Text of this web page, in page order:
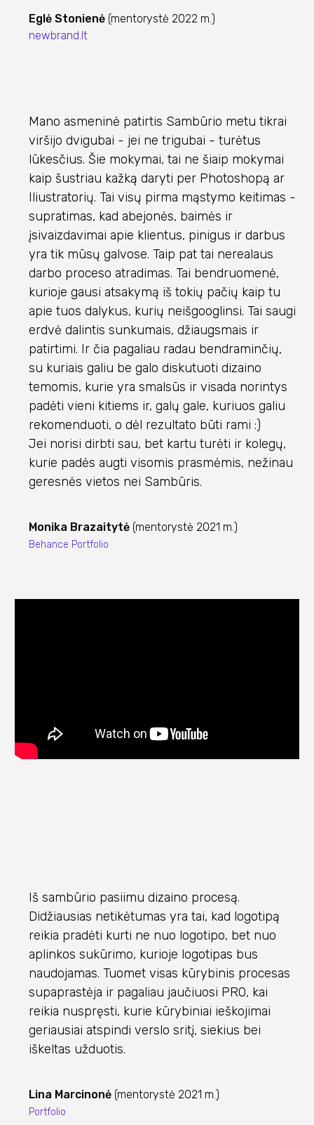
Eglė Stonienė (mentorystė 2022 m.)
newbrand.lt
Mano asmeninė patirtis Sambūrio metu tikrai
viršijo dvigubai - jei ne trigubai - turėtus
lūkesčius. Šie mokymai, tai ne šiaip mokymai
kaip šustriau kažką daryti per Photoshopą ar
Iliustratorių. Tai visų pirma mąstymo keitimas -
supratimas, kad abejonės, baimės ir
įsivaizdavimai apie klientus, pinigus ir darbus
yra tik mūsų galvose. Taip pat tai nerealaus
darbo proceso atradimas. Tai bendruomenė,
kurioje gausi atsakymą iš tokių pačių kaip tu
apie tuos dalykus, kurių neišgooglinsi. Tai saugi
erdvė dalintis sunkumais, džiaugsmais ir
patirtimi. Ir čia pagaliau radau bendraminčių,
su kuriais galiu be galo diskutuoti dizaino
temomis, kurie yra smalsūs ir visada norintys
padėti vieni kitiems ir, galų gale, kuriuos galiu
rekomenduoti, o dėl rezultato būti rami :)
Jei norisi dirbti sau, bet kartu turėti ir kolegų,
kurie padės augti visomis prasmėmis, nežinau
geresnės vietos nei Sambūris.
Monika Brazaitytė (mentorystė 2021 m.)
Behance Portfolio
Iš sambūrio pasiimu dizaino procesą.
Didžiausias netikėtumas yra tai, kad logotipą
reikia pradėti kurti ne nuo logotipo, bet nuo
aplinkos sukūrimo, kurioje logotipas bus
naudojamas. Tuomet visas kūrybinis procesas
supaprastėja ir pagaliau jaučiuosi PRO, kai
reikia nuspręsti, kurie kūrybiniai ieškojimai
geriausiai atspindi verslo sritį, siekius bei
iškeltas užduotis.
Lina Marcinonė (mentorystė 2021 m.)
Portfolio